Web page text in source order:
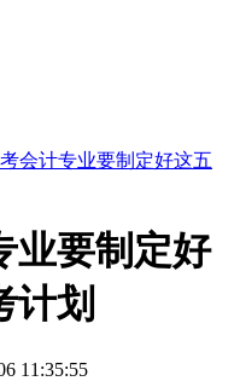
会计专业要制定好这五
业要制定好
计划
11:35:55